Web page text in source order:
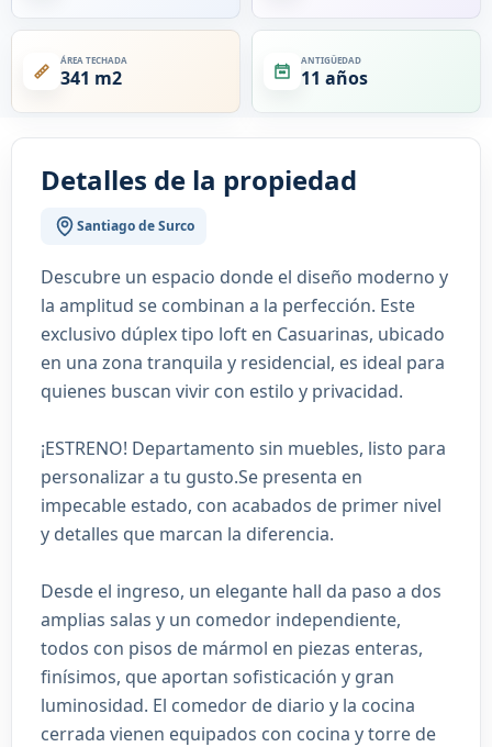
ÁREA TECHADA
341 m2
ANTIGÜEDAD
11 años
Detalles de la propiedad
Santiago de Surco
Descubre un espacio donde el diseño moderno y
la amplitud se combinan a la perfección. Este
exclusivo dúplex tipo loft en Casuarinas, ubicado
en una zona tranquila y residencial, es ideal para
quienes buscan vivir con estilo y privacidad.
¡ESTRENO! Departamento sin muebles, listo para
personalizar a tu gusto.Se presenta en
impecable estado, con acabados de primer nivel
y detalles que marcan la diferencia.
Desde el ingreso, un elegante hall da paso a dos
amplias salas y un comedor independiente,
todos con pisos de mármol en piezas enteras,
finísimos, que aportan sofisticación y gran
luminosidad. El comedor de diario y la cocina
cerrada vienen equipados con cocina y torre de